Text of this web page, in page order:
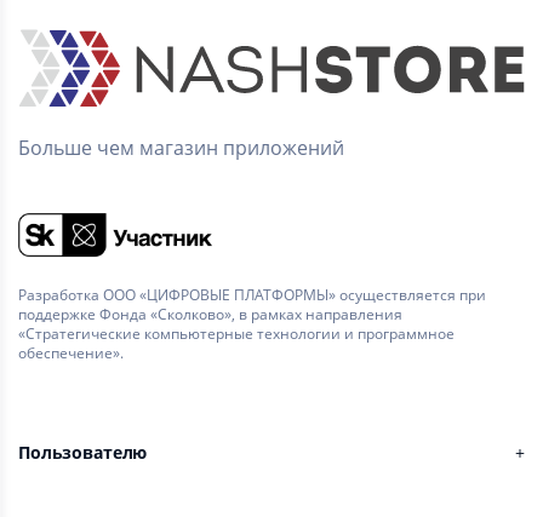
Больше чем магазин приложений
Разработка ООО «ЦИФРОВЫЕ ПЛАТФОРМЫ» осуществляется при
поддержке Фонда «Сколково», в рамках направления
«Стратегические компьютерные технологии и программное
обеспечение».
Пользователю